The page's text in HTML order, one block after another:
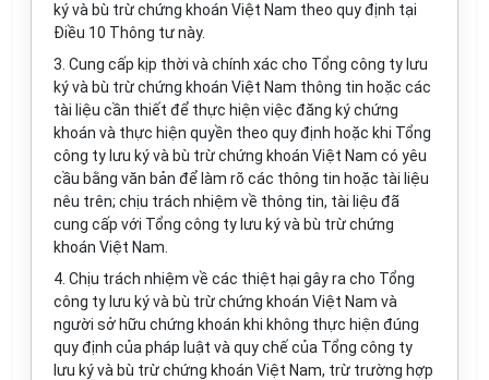
ký và bù trừ chứng khoán Việt Nam theo quy định tại
Điều 10 Thông tư này.
3. Cung cấp kịp thời và chính xác cho Tổng công ty lưu
ký và bù trừ chứng khoán Việt Nam thông tin hoặc các
tài liệu cần thiết để thực hiện việc đăng ký chứng
khoán và thực hiện quyền theo quy định hoặc khi Tổng
công ty lưu ký và bù trừ chứng khoán Việt Nam có yêu
cầu bằng văn bản để làm rõ các thông tin hoặc tài liệu
nêu trên; chịu trách nhiệm về thông tin, tài liệu đã
cung cấp với Tổng công ty lưu ký và bù trừ chứng
khoán Việt Nam.
4. Chịu trách nhiệm về các thiệt hại gây ra cho Tổng
công ty lưu ký và bù trừ chứng khoán Việt Nam và
người sở hữu chứng khoán khi không thực hiện đúng
quy định của pháp luật và quy chế của Tổng công ty
lưu ký và bù trừ chứng khoán Việt Nam, trừ trường hợp